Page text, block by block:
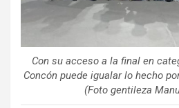
Con su acceso a la final en
Concón puede igualar lo hecho
(Foto gentileza